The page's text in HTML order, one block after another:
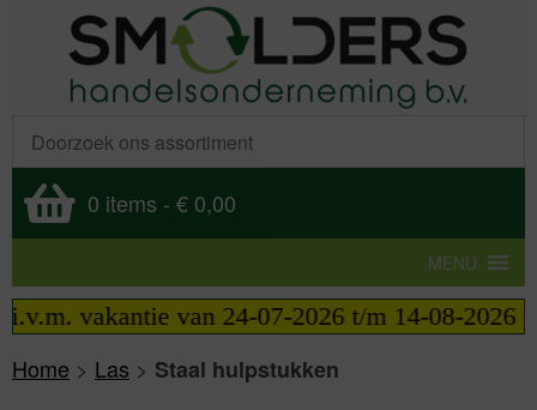
0 items - € 0,00
MENU
van 24-07-2026 t/m 14-08-2026
Home > Las > Staal hulpstukken